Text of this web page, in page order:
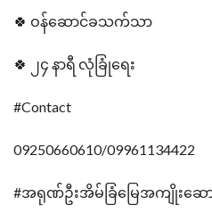
🍀 ဝန်ဆောင်ခသက်သာ
🍀 ၂၄ နာရီ လုံခြုံရေး
#Contact
09250660610/09961134422